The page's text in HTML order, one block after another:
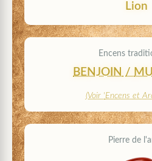
Lion
Encens
BENJOIN /
(Voir 'Encens et
Pierre de